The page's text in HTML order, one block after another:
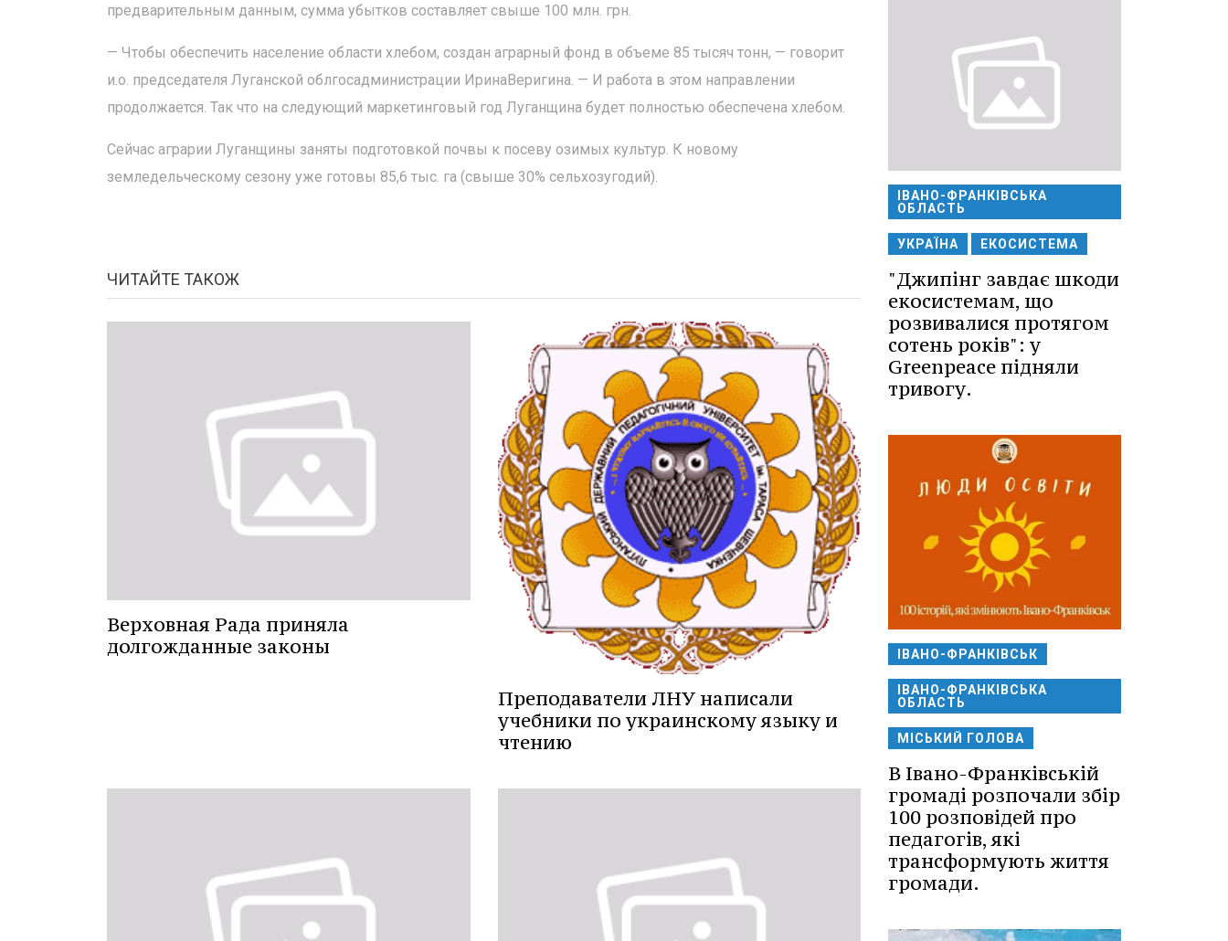
предварительным данным, сумма убытков составляет свыше 100 млн. грн.
— Чтобы обеспечить население области хлебом, создан аграрный фонд в объеме 85 тысяч тонн, — говорит
и.о. председателя Луганской облгосадминистрации ИринаВеригина. — И работа в этом направлении
продолжается. Так что на следующий маркетинговый год Луганщина будет полностью обеспечена хлебом.
Сейчас аграрии Луганщины заняты подготовкой почвы к посеву озимых культур. К новому
земледельческому сезону уже готовы 85,6 тыс. га (свыше 30% сельхозугодий).
ЧИТАЙТЕ ТАКОЖ
Верховная Рада приняла
долгожданные законы
Преподаватели ЛНУ написали
учебники по украинскому языку и
чтению
ІВАНО-ФРАНКІВСЬКА
ОБЛАСТЬ
УКРАЇНА ЕКОСИСТЕМА
"Джипінг завдає шкоди
екосистемам, що
розвивалися протягом
сотень років": у
Greenpeace підняли
тривогу.
ІВАНО-ФРАНКІВСЬК
ІВАНО-ФРАНКІВСЬКА
ОБЛАСТЬ
МІСЬКИЙ ГОЛОВА
В Івано-Франківській
громаді розпочали збір
100 розповідей про
педагогів, які
трансформують життя
громади.